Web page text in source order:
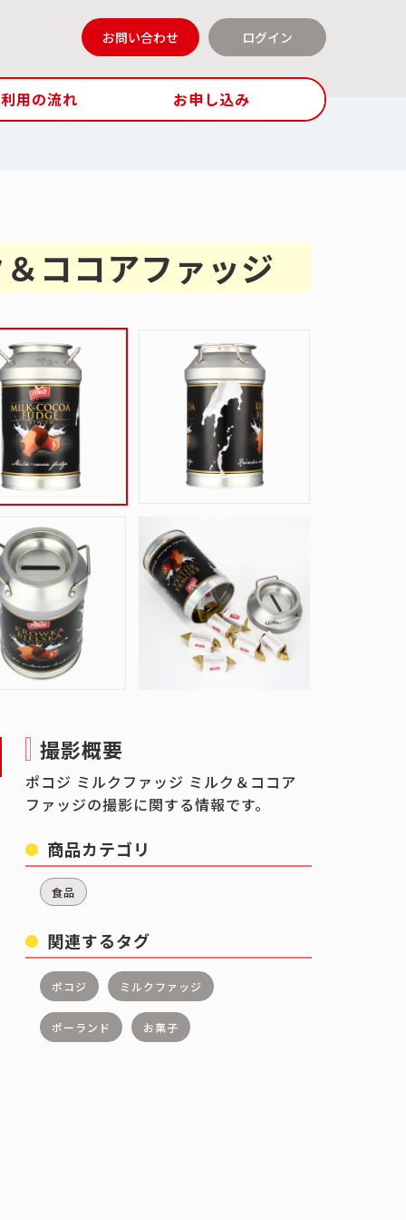
お問い合わせ ログイン
用の流れ お申し込み
ココアファッジ
撮影概要
ポコジ ミルクファッジ ミルク＆ココア
ファッジの撮影に関する情報です。
商品カテゴリ
食品
関連するタグ
ポコジ ミルクファッジ
ポーランド お菓子